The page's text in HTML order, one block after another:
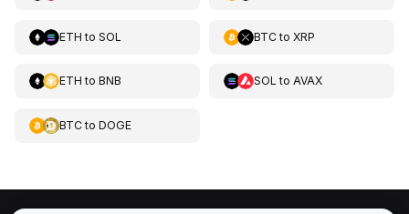
ETH to SOL BTCto XRP
ETH to BNB SOL to AVAX
BTCto DOGE